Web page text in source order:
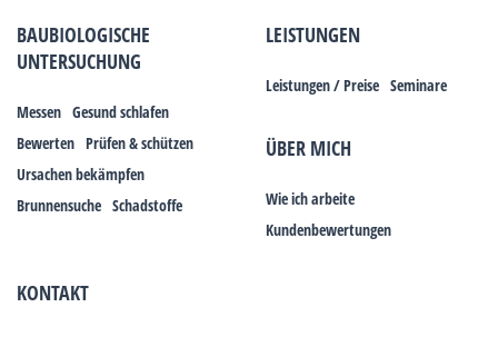
BAUBIOLOGISCHE
UNTERSUCHUNG
Messen Gesund schlafen
Bewerten Prüfen & schützen
Ursachen bekämpfen
Brunnensuche Schadstoffe
LEISTUNGEN
Leistungen / Preise Seminare
ÜBER MICH
Wie ich arbeite
Kundenbewertungen
KONTAKT